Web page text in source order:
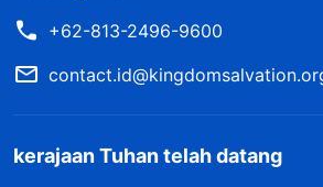
+62-813-2496-9600
kerajaan Tuhan telah datang